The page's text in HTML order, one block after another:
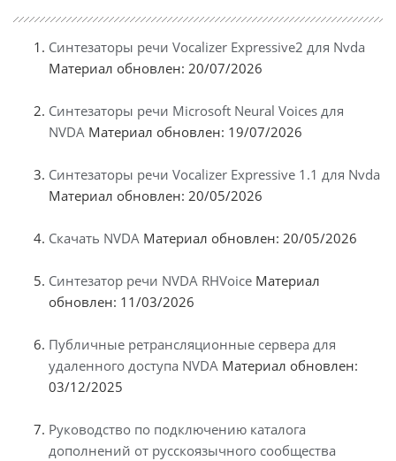
Синтезаторы речи Vocalizer Expressive2 для Nvda
Материал обновлен: 20/07/2026
Синтезаторы речи Microsoft Neural Voices для
NVDA Материал обновлен: 19/07/2026
Синтезаторы речи Vocalizer Expressive 1.1 для Nvda
Материал обновлен: 20/05/2026
Скачать NVDA Материал обновлен: 20/05/2026
Синтезатор речи NVDA RHVoice Материал
обновлен: 11/03/2026
Публичные ретрансляционные сервера для
удаленного доступа NVDA Материал обновлен:
03/12/2025
Руководство по подключению каталога
дополнений от русскоязычного сообщества